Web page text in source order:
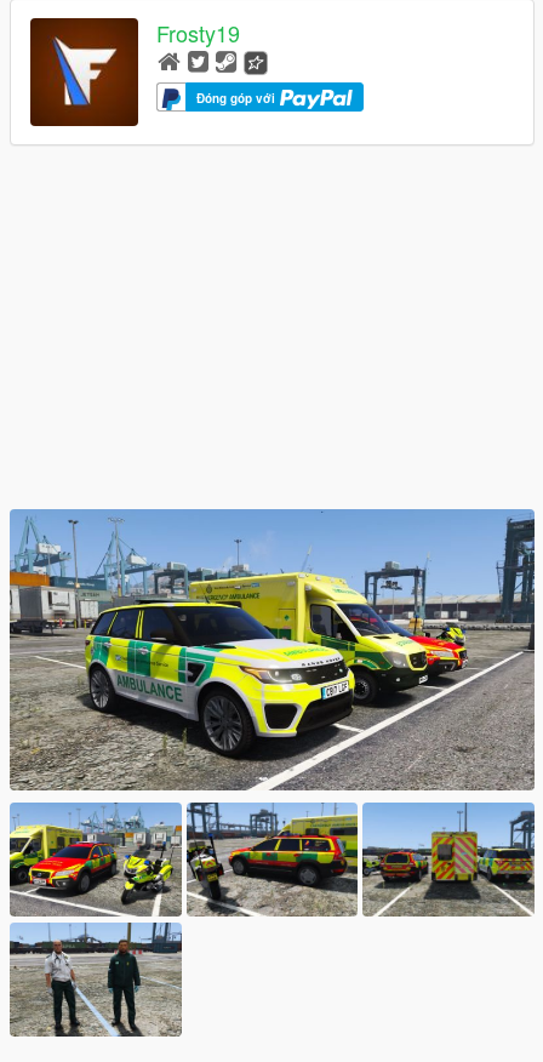
Frosty19
Đóng góp với